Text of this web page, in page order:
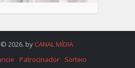
2026. by CANAL MÍDIA
Patrocinador Sorteio